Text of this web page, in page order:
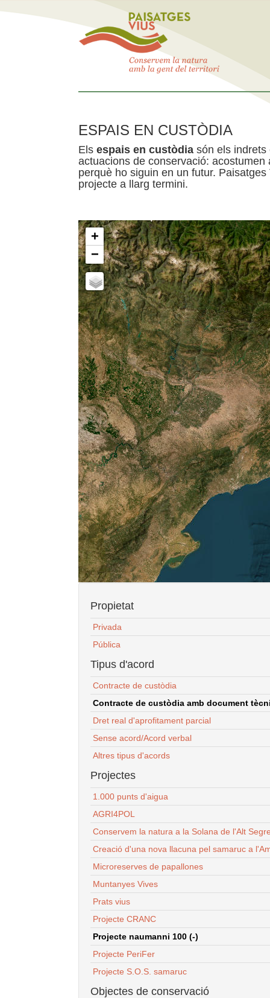
ESPAIS EN CUSTÒDIA
Els espais en custòdia són els indrets
actuacions de conservació:
perquè ho siguin en un futur.
projecte a llarg termini.
+
−
Propietat
Privada
Pública
Tipus d'acord
Contracte de custòdia
Contracte de custòdia amb document
Dret real d'aprofitament parcial
Sense acord/Acord verbal
Altres tipus d'acords
Projectes
1.000 punts d'aigua
AGRI4POL
Conservem la natura a la Solana de l'Alt
Creació d'una nova llacuna pel samaruc a
Microreserves de papallones
Muntanyes Vives
Prats vius
Projecte CRANC
Projecte naumanni 100 (-)
Projecte PeriFer
Projecte S.O.S. samaruc
Objectes de conservació